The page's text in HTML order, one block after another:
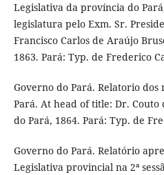
Legislativa da província do Pará,
legislatura pelo Exm. Sr.
Francisco Carlos de Araújo
1863. Pará: Typ. de Frederico
Governo do Pará. Relatorio
Pará. At head of title: Dr. Couto
do Pará, 1864. Pará: Typ. de
Governo do Pará. Relatório
Legislativa provincial na 2ª